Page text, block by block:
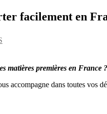
facilement en
matières premières en France ?
accompagne dans toutes vos